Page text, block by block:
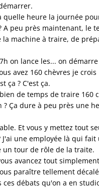
quelle heure la journée
A peu près maintenant, le
la machine à traire, de
on lance les... on
avez 160 chèvres je crois
ça ? C'est ça.
de temps de traire 160
? Ça dure à peu près une
Et vous y mettez tout
J'ai une employée là qui
un tour de rôle de la traite.
avancez tout
paraître tellement décalé
débats qu'on a en